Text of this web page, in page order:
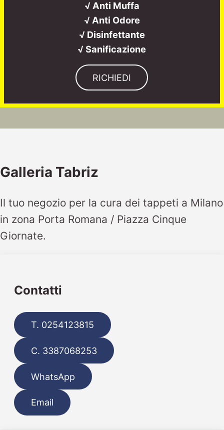
√ Anti Muffa
√ Anti Odore
√ Disinfettante
√ Sanificazione
RICHIEDI
Galleria Tabriz
Il tuo negozio per la cura dei tappeti a Milano
in zona Porta Romana / Piazza Cinque
Giornate.
Contatti
T. 0254123815
C. 3387068253
WhatsApp
Email